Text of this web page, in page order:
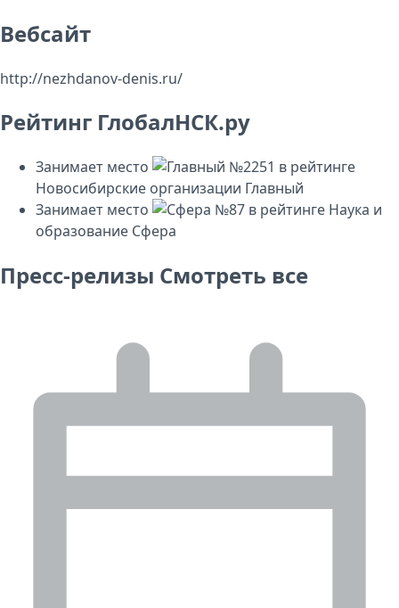
Вебсайт
http://nezhdanov-denis.ru/
Рейтинг ГлобалНСК.ру
Занимает место №2251 в рейтинге
Новосибирские организации Главный
Занимает место
№87 в рейтинге Наука и
образование Сфера
Пресс-релизы Смотреть все